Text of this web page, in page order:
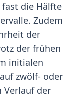
fast die Hälfte
Zudem
der
der frühen
initialen
zwölf- oder
Verlauf der